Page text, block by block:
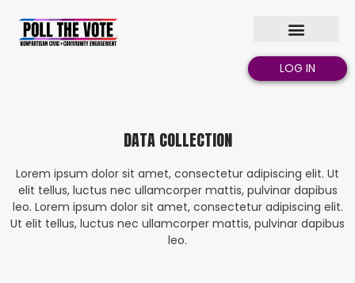
LOG IN
DATA COLLECTION
Lorem ipsum dolor sit amet, consectetur adipiscing elit. Ut
elit tellus, luctus nec ullamcorper mattis, pulvinar dapibus
leo. Lorem ipsum dolor sit amet, consectetur adipiscing elit.
Ut elit tellus, luctus nec ullamcorper mattis, pulvinar dapibus
leo.